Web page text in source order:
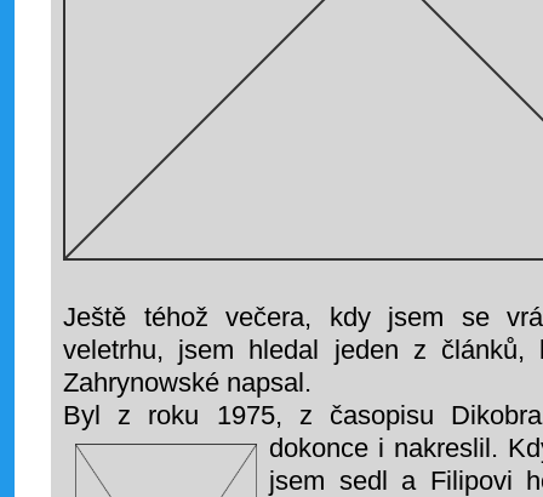
Ještě téhož večera, kdy jsem se
veletrhu, jsem hledal jeden z
Zahrynowské napsal.
Byl z roku 1975, z časopisu
dokonce i nakreslil.
jsem sedl a Filipovi